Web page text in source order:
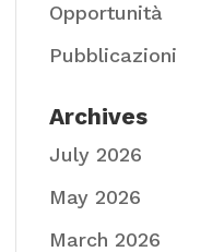
Opportunità
Pubblicazioni
Archives
July 2026
May 2026
March 2026